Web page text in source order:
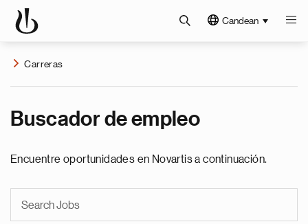
Candean
Carreras
Buscador de empleo
Encuentre oportunidades en Novartis a continuación.